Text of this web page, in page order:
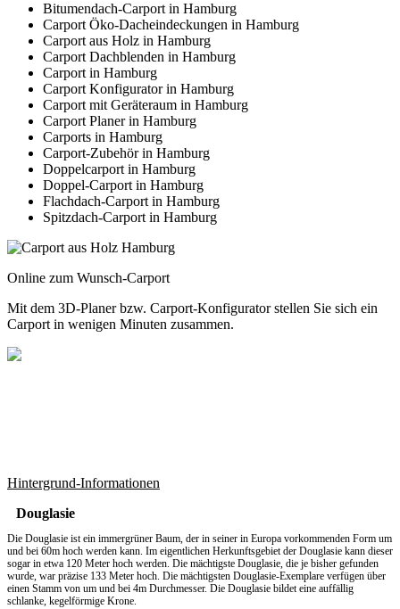
Bitumendach-Carport in Hamburg
Carport Öko-Dacheindeckungen in Hamburg
Carport aus Holz in Hamburg
Carport Dachblenden in Hamburg
Carport in Hamburg
Carport Konfigurator in Hamburg
Carport mit Geräteraum in Hamburg
Carport Planer in Hamburg
Carports in Hamburg
Carport-Zubehör in Hamburg
Doppelcarport in Hamburg
Doppel-Carport in Hamburg
Flachdach-Carport in Hamburg
Spitzdach-Carport in Hamburg
Online zum Wunsch-Carport
Mit dem 3D-Planerbzw. Carport-Konfiguratorstellen Sie sich ein
Carport in wenigen Minuten zusammen.
Hintergrund-Informationen
Douglasie
Die Douglasie ist ein immergrüner Baum, der in seiner in Europa vorkommenden Form um
und bei 60m hoch werden kann. Im eigentlichen Herkunftsgebiet der Douglasie kann dieser
sogar in etwa 120 Meter hoch werden. Die mächtigste Douglasie, die je bisher gefunden
wurde, war präzise 133 Meter hoch. Die mächtigsten Douglasie-Exemplare verfügen über
einen Stamm von um und bei 4m Durchmesser. Die Douglasie bildet eine auffällig
schlanke, kegelförmige Krone.